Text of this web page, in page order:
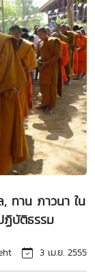
ทาน ภาวนา ใน
บัติธรรม
3 เม.ย. 2555